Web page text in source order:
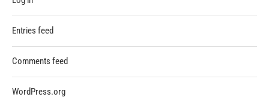
Entries feed
Comments feed
WordPress.org